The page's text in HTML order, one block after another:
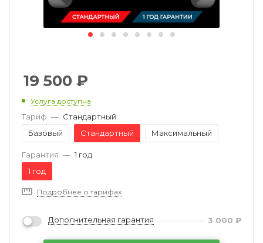
19 500 ₽
Услуга доступна
Тариф — Стандартный
Базовый
Стандартный Максимальный
Гарантия — 1 год
1 год
Подробнее о тарифах
Дополнительная гарантия 3 000 ₽